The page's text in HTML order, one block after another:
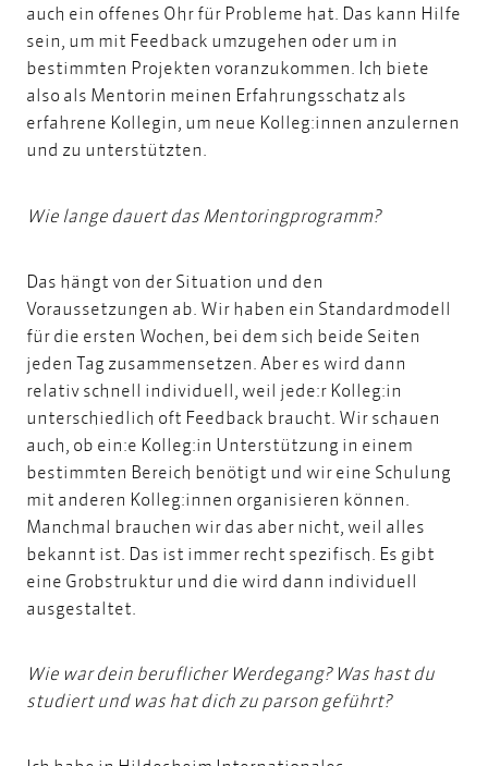
auch ein offenes Ohr für Probleme hat. Das kann Hilfe
sein, um mit Feedback umzugehen oder um in
bestimmten Projekten voranzukommen. Ich biete
also als Mentorin meinen Erfahrungsschatz als
erfahrene Kollegin, um neue Kolleg:innen anzulernen
und zu unterstützten.
Wie lange dauert das Mentoringprogramm?
Das hängt von der Situation und den
Voraussetzungen ab. Wir haben ein Standardmodell
für die ersten Wochen, bei dem sich beide Seiten
jeden Tag zusammensetzen. Aber es wird dann
relativ schnell individuell, weil jede:r Kolleg:in
unterschiedlich oft Feedback braucht. Wir schauen
auch, ob ein:e Kolleg:in Unterstützung in einem
bestimmten Bereich benötigt und wir eine Schulung
mit anderen Kolleg:innen organisieren können.
Manchmal brauchen wir das aber nicht, weil alles
bekannt ist. Das ist immer recht spezifisch. Es gibt
eine Grobstruktur und die wird dann individuell
ausgestaltet.
Wie war dein beruflicher Werdegang? Was hast du
studiert und was hat dich zu parson geführt?